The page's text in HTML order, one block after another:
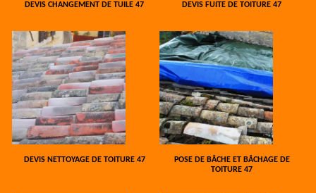
DEVIS CHANGEMENT DE TUILE 47 DEVIS FUITE DE TOITURE 47
DEVIS NETTOYAGE DE TOITURE 47
POSE DE BÂCHE ET BÂCHAGE DE
TOITURE 47